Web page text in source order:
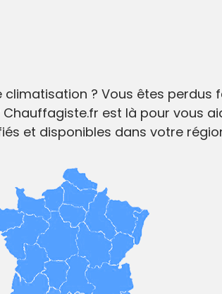
climatisation ? Vous êtes
est là pour vous
et disponibles dans votre